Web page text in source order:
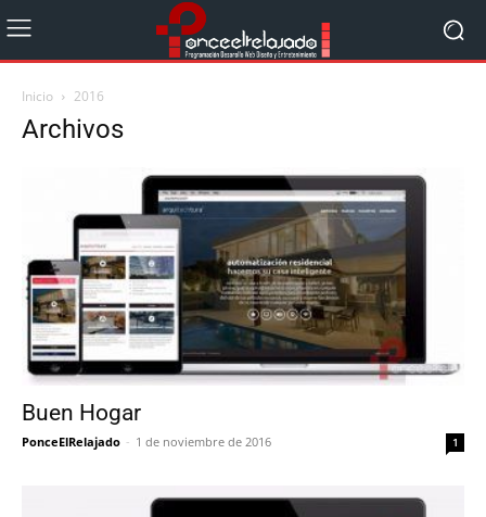
Inicio 2016
Archivos
Buen Hogar
PonceElRelajado - 1 de noviembre de 2016 1